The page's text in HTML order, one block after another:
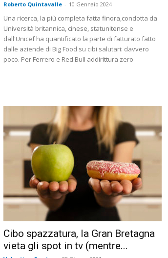
Roberto Quintavalle - 10 Gennaio 2024
Una ricerca, la più completa fatta finora,condotta da
Università britannica, cinese, statunitense e
dall'Unicef ha quantificato la parte di fatturato fatto
dalle aziende di Big Food su cibi salutari: davvero
poco. Per Ferrero e Red Bull addirittura zero
Cibo spazzatura, la Gran Bretagna
vieta gli spot in tv (mentre...